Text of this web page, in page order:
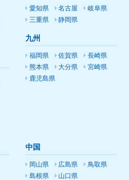
愛知県 名古屋
岐阜県
三重県
静岡県
九州
福岡県 佐賀県
長崎県
熊本県
大分県
宮崎県
鹿児島県
中国
岡山県 広島県
鳥取県
島根県
山口県